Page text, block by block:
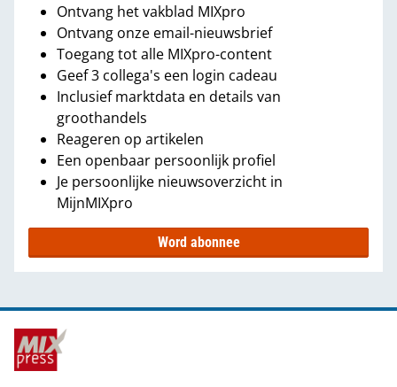
Ontvang het vakblad MIXpro
Ontvang onze email-nieuwsbrief
Toegang tot alle MIXpro-content
Geef 3 collega's een login cadeau
Inclusief marktdata en details van
groothandels
Reageren op artikelen
Een openbaar persoonlijk profiel
Je persoonlijke nieuwsoverzicht in
MijnMIXpro
Word abonnee